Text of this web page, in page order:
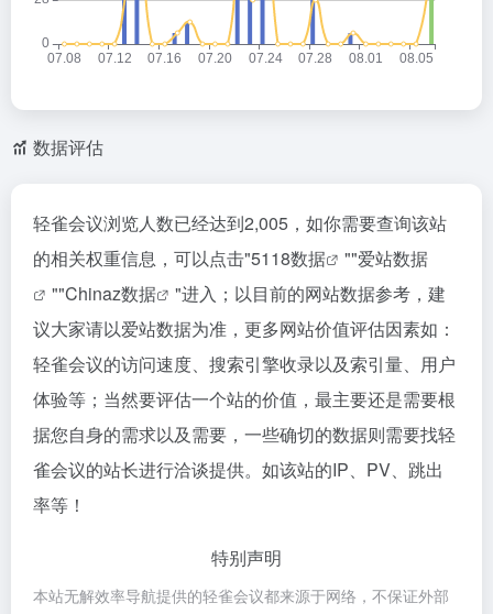
数据评估
轻雀会议浏览人数已经达到2,005，如你需要查询该站
的相关权重信息，可以点击"5118数据 ""爱站数据
""Chinaz数据
"进入；以目前的网站数据参考，建
议大家请以爱站数据为准，更多网站价值评估因素如：
轻雀会议的访问速度、搜索引擎收录以及索引量、用户
体验等；当然要评估一个站的价值，最主要还是需要根
据您自身的需求以及需要，一些确切的数据则需要找轻
雀会议的站长进行洽谈提供。如该站的IP、PV、跳出
率等！
特别声明
本站无解效率导航提供的轻雀会议都来源于网络，不保证外部